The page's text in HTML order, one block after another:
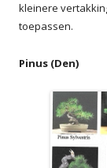
kleinere
toepassen.
Pinus (Den)